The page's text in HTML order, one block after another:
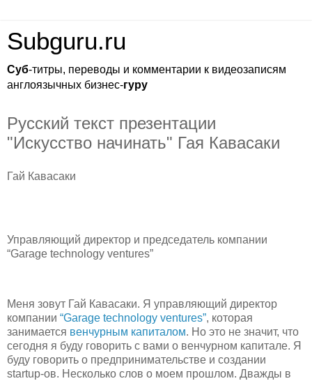
Subguru.ru
Суб-титры, переводы и комментарии к видеозаписям
англоязычных бизнес-гуру
Русский текст презентации
"Искусство начинать" Гая Кавасаки
Гай Кавасаки
Управляющий директор и председатель компании
“Garage technology ventures”
Меня зовут Гай Кавасаки. Я управляющий директор
компании “Garage technology ventures”, которая
занимается венчурным капиталом. Но это не значит, что
сегодня я буду говорить с вами о венчурном капитале. Я
буду говорить о предпринимательстве и создании
startup-ов. Несколько слов о моем прошлом. Дважды в